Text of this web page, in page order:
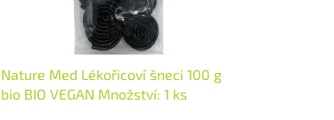
Nature Med Lékořicoví šneci 100 g
bio BIO VEGAN Množství: 1 ks